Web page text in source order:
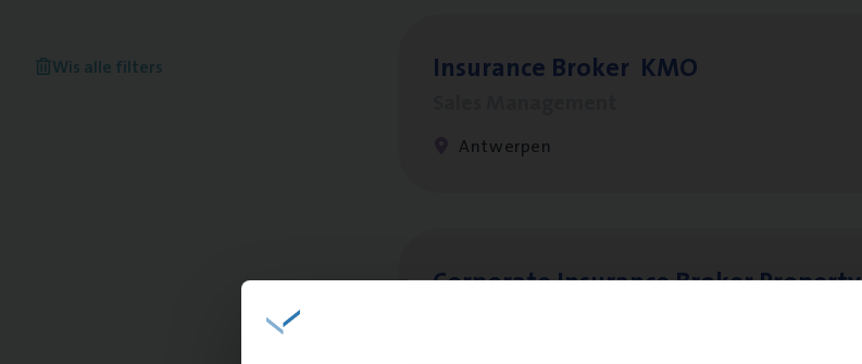
Wis alle filters Insu­ran­ce Bro­ker KMO
Antwerpen
Cor­po­ra­te Insu­ran­ce Bro­ker Property